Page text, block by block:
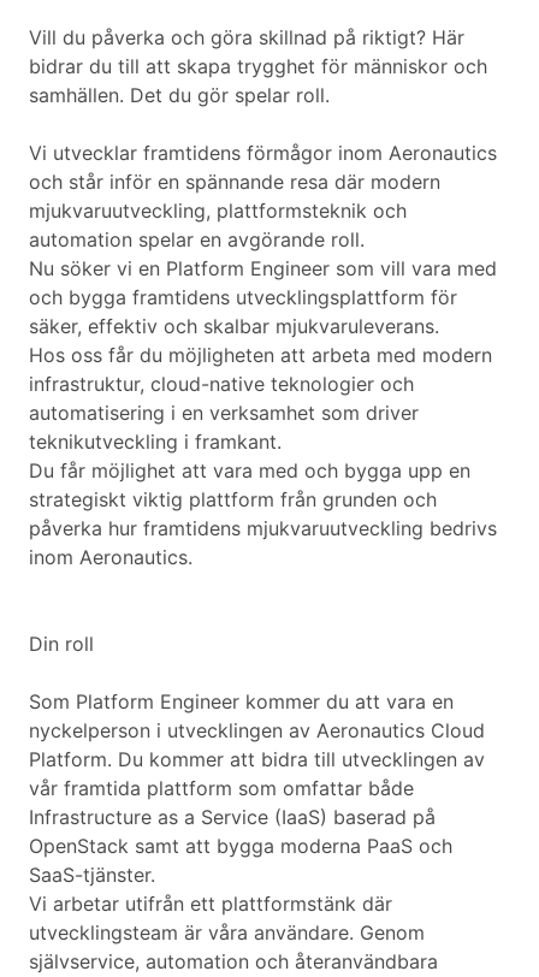
Vill du påverka och göra skillnad på riktigt? Här
bidrar du till att skapa trygghet för människor och
samhällen. Det du gör spelar roll.
Vi utvecklar framtidens förmågor inom Aeronautics
och står inför en spännande resa där modern
mjukvaruutveckling, plattformsteknik och
automation spelar en avgörande roll.
Nu söker vi en Platform Engineer som vill vara med
och bygga framtidens utvecklingsplattform för
säker, effektiv och skalbar mjukvaruleverans.
Hos oss får du möjligheten att arbeta med modern
infrastruktur, cloud-native teknologier och
automatisering i en verksamhet som driver
teknikutveckling i framkant.
Du får möjlighet att vara med och bygga upp en
strategiskt viktig plattform från grunden och
påverka hur framtidens mjukvaruutveckling bedrivs
inom Aeronautics.
Din roll
Som Platform Engineer kommer du att vara en
nyckelperson i utvecklingen av Aeronautics Cloud
Platform. Du kommer att bidra till utvecklingen av
vår framtida plattform som omfattar både
Infrastructure as a Service (IaaS) baserad på
OpenStack samt att bygga moderna PaaS och
SaaS-tjänster.
Vi arbetar utifrån ett plattformstänk där
utvecklingsteam är våra användare. Genom
självservice, automation och återanvändbara